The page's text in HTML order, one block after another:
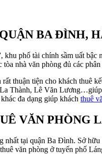
BA ĐÌNH,
phố tài chính sầm uất
nhà văn phòng đủ các
thuận tiện cho khách thuê
Thành, Lê Văn
đa dạng giúp khách thuê
VĂN PHÒNG
tại quận Ba Đình. Sở
văn phòng ở tuyến phố